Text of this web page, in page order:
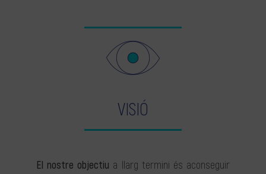
VISIÓ
El nostre objectiu a llarg termini és aconseguir